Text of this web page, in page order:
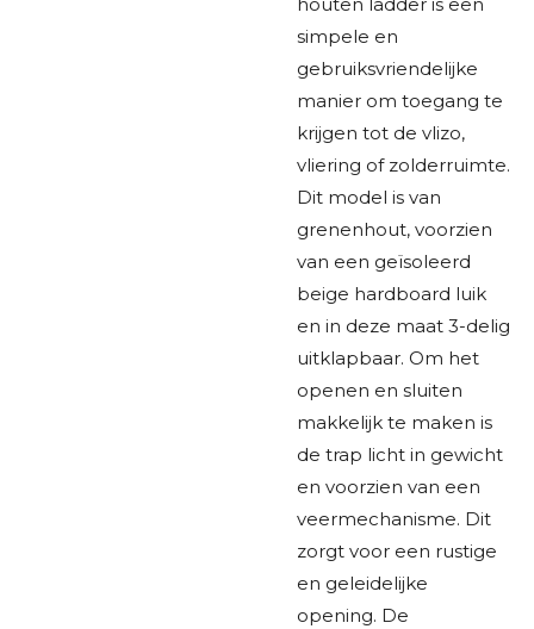
simpele en
gebruiksvriendelijke
manier om toegang te
krijgen tot de vlizo,
vliering of zolderruimte.
Dit model is van
grenenhout, voorzien
van een geïsoleerd
beige hardboard luik
en in deze maat 3-delig
uitklapbaar. Om het
openen en sluiten
makkelijk te maken is
de trap licht in gewicht
en voorzien van een
veermechanisme. Dit
zorgt voor een rustige
en geleidelijke
opening. De